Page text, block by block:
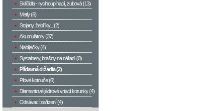
Sklíčidla - rychloupínací, zubová (13)
Metly (6)
Stojany, žebříky... (2)
Akumulátory (37)
Nabíječky (4)
Systainery, brašny na nářadí (0)
Přídavná držadla (2)
Pilové kotouče (6)
Diamantové jádrové vrtací korunky (4)
Odsávací zařízení (4)